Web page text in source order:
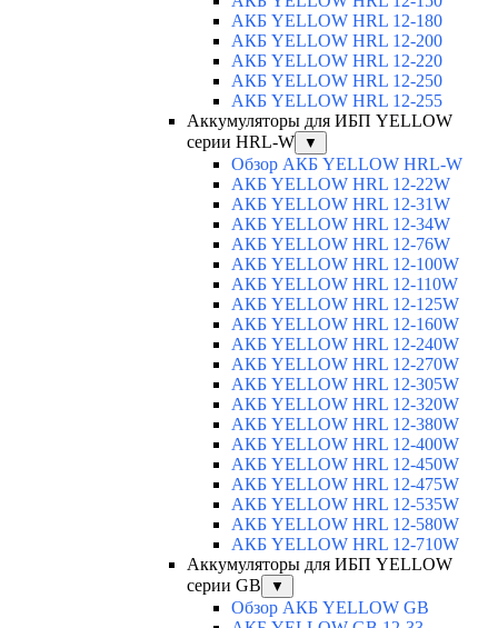
АКБ YELLOW HRL 12-180
АКБ YELLOW HRL 12-200
АКБ YELLOW HRL 12-220
АКБ YELLOW HRL 12-250
АКБ YELLOW HRL 12-255
Аккумуляторы для ИБП YELLOW
серии HRL-W
▼
Обзор АКБ YELLOW HRL-W
АКБ YELLOW HRL 12-22W
АКБ YELLOW HRL 12-31W
АКБ YELLOW HRL 12-34W
АКБ YELLOW HRL 12-76W
АКБ YELLOW HRL 12-100W
АКБ YELLOW HRL 12-110W
АКБ YELLOW HRL 12-125W
АКБ YELLOW HRL 12-160W
АКБ YELLOW HRL 12-240W
АКБ YELLOW HRL 12-270W
АКБ YELLOW HRL 12-305W
АКБ YELLOW HRL 12-320W
АКБ YELLOW HRL 12-380W
АКБ YELLOW HRL 12-400W
АКБ YELLOW HRL 12-450W
АКБ YELLOW HRL 12-475W
АКБ YELLOW HRL 12-535W
АКБ YELLOW HRL 12-580W
АКБ YELLOW HRL 12-710W
Аккумуляторы для ИБП YELLOW
серии GB
▼
Обзор АКБ YELLOW GB